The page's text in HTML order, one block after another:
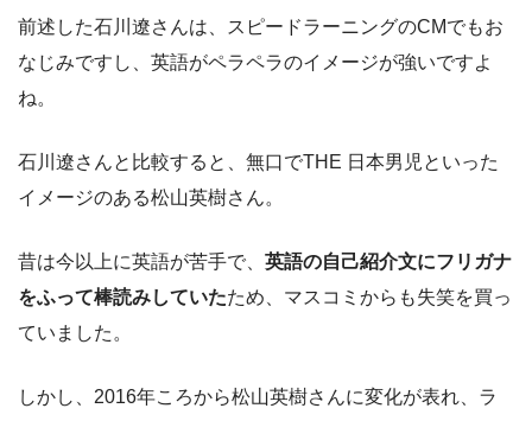
前述した石川遼さんは、スピードラーニングのCMでもお
なじみですし、英語がペラペラのイメージが強いですよ
ね。
石川遼さんと比較すると、無口でTHE 日本男児といった
イメージのある松山英樹さん。
昔は今以上に英語が苦手で、 英語の自己紹介文にフリガナ
をふって棒読みしていたため、マスコミからも失笑を買っ
ていました。
しかし、2016年ころから松山英樹さんに変化が表れ、ラ